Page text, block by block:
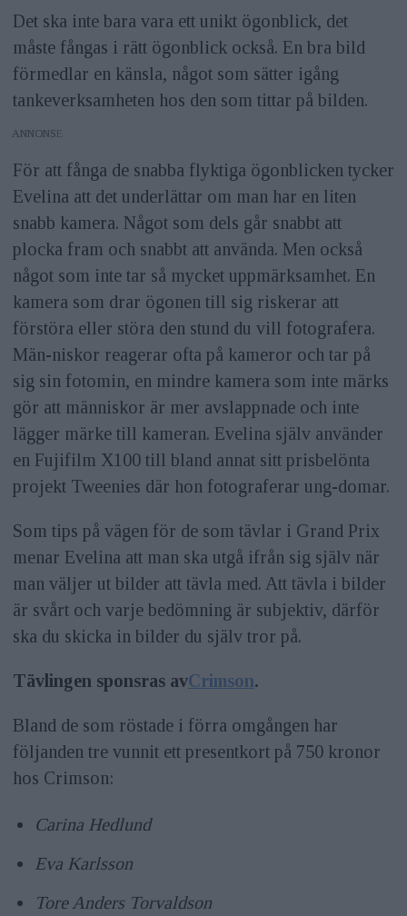
Det ska inte bara vara ett unikt ögonblick, det
måste fångas i rätt ögonblick också. En bra bild
förmedlar en känsla, något som sätter igång
tankeverksamheten hos den som tittar på bilden.
ANNONS
För att fånga de snabba flyktiga ögonblicken tycker
Evelina att det underlättar om man har en liten
snabb kamera. Något som dels går snabbt att
plocka fram och snabbt att använda. Men också
något som inte tar så mycket uppmärksamhet. En
kamera som drar ögonen till sig riskerar att
förstöra eller störa den stund du vill fotografera.
Män-niskor reagerar ofta på kameror och tar på
sig sin fotomin, en mindre kamera som inte märks
gör att människor är mer avslappnade och inte
lägger märke till kameran. Evelina själv använder
en Fujifilm X100 till bland annat sitt prisbelönta
projekt Tweenies där hon fotograferar ung-domar.
Som tips på vägen för de som tävlar i Grand Prix
menar Evelina att man ska utgå ifrån sig själv när
man väljer ut bilder att tävla med. Att tävla i bilder
är svårt och varje bedömning är subjektiv, därför
ska du skicka in bilder du själv tror på.
Tävlingen sponsras avCrimson.
Bland de som röstade i förra omgången har
följanden tre vunnit ett presentkort på 750 kronor
hos Crimson:
Carina Hedlund
Eva Karlsson
Tore Anders Torvaldson